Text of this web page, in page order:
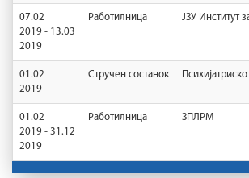
07.02
2019 - 13.03
2019
Работилница ЈЗУ Институт
01.02
2019
Стручен состанок
01.02
2019 - 31.12
2019
Работилница ЗПЛРМ